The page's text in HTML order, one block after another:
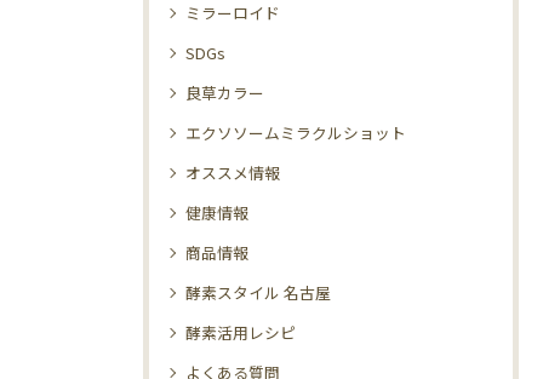
ミラーロイド
SDGs
良草カラー
エクソソームミラクルショット
オススメ情報
健康情報
商品情報
酵素スタイル 名古屋
酵素活用レシピ
よくある質問